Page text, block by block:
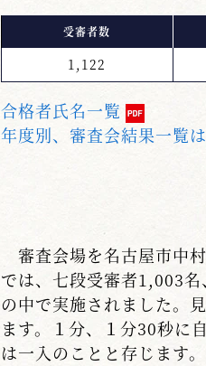
受審者数
1,122
合格者氏名一覧
年度別、審査会結果一覧
審査会場を名古屋市中
では、七段受審者1,003
の中で実施されました。
ます。１分、１分30秒に
は一入のことと存じます。